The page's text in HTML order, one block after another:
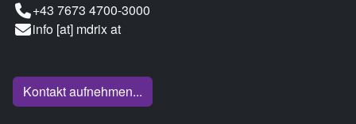
+43 7673 4700-3000
info [at] mdrix at
Kontakt aufnehmen...